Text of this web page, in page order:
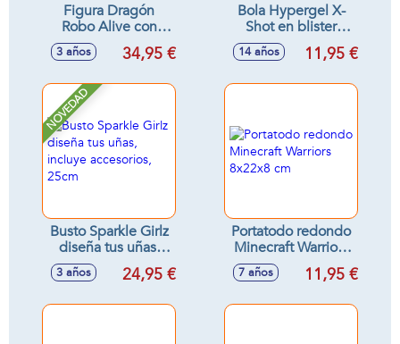
Figura Dragón
Robo Alive con
sonidos - Modelos
surtidos
3 años 34,95 €
Bola Hypergel X-
Shot en blister
(20.000 bolas de
gel) 12cm
14 años 11,95 €
NOVEDAD
Busto Sparkle Girlz
diseña tus uñas,
incluye accesorios,
25cm
3 años 24,95 €
Portatodo redondo
Minecraft Warriors
8x22x8 cm
7 años 11,95 €